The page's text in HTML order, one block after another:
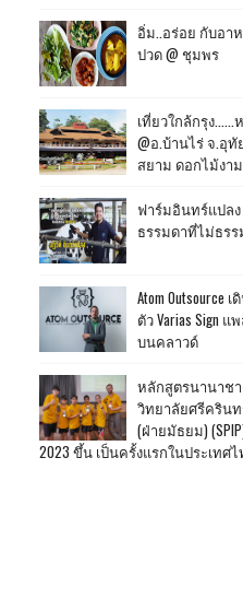
อิ่ม..อร่อย กับอา
ปวด @ ชุมพร
เที่ยวใกล้กรุง
@อ.บ้านไร่ จ.อุ
สยาม ดอกไม้งา
ฟาร์มอินทร์แปล
ธรรมดาที่ไม่ธรร
Atom Outsource
ตัว Varias Sign
บนคลาวด์
หลักสูตรนานาชา
วิทยาลัยศรีคริน
(ฝ่ายมัธยม)
2023 ขึ้น เป็นครั้งแรกในประเทศ